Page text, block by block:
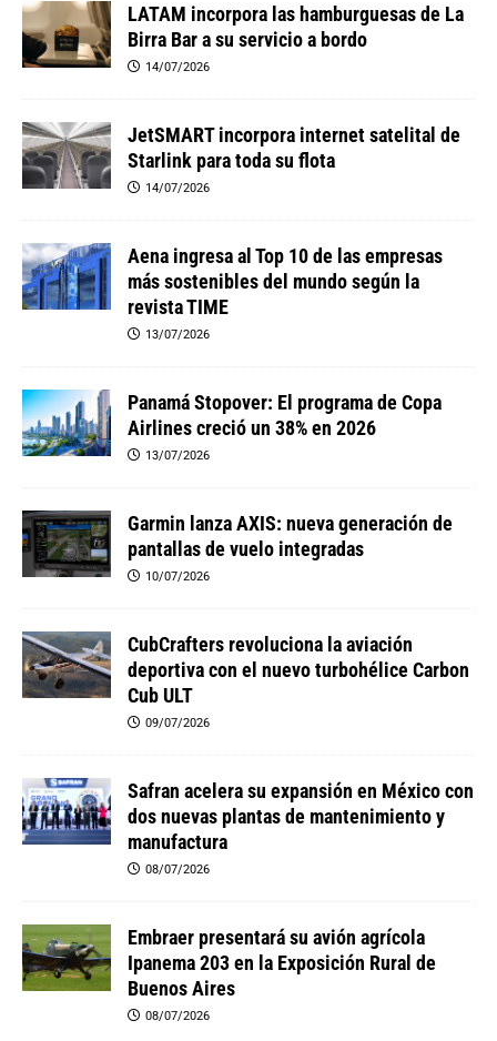
LATAM incorpora las hamburguesas de La
Birra Bar a su servicio a bordo
14/07/2026
JetSMART incorpora internet satelital de
Starlink para toda su flota
14/07/2026
Aena ingresa al Top 10 de las empresas
más sostenibles del mundo según la
revista TIME
13/07/2026
Panamá Stopover: El programa de Copa
Airlines creció un 38% en 2026
13/07/2026
Garmin lanza AXIS: nueva generación de
pantallas de vuelo integradas
10/07/2026
CubCrafters revoluciona la aviación
deportiva con el nuevo turbohélice Carbon
Cub ULT
09/07/2026
Safran acelera su expansión en México con
dos nuevas plantas de mantenimiento y
manufactura
08/07/2026
Embraer presentará su avión agrícola
Ipanema 203 en la Exposición Rural de
Buenos Aires
08/07/2026